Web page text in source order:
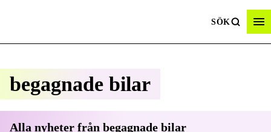
SÖK
begagnade bilar
Alla nyheter från begagnade bilar